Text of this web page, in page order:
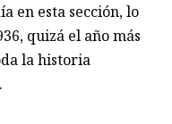
en esta sección, lo
quizá el año más
la historia